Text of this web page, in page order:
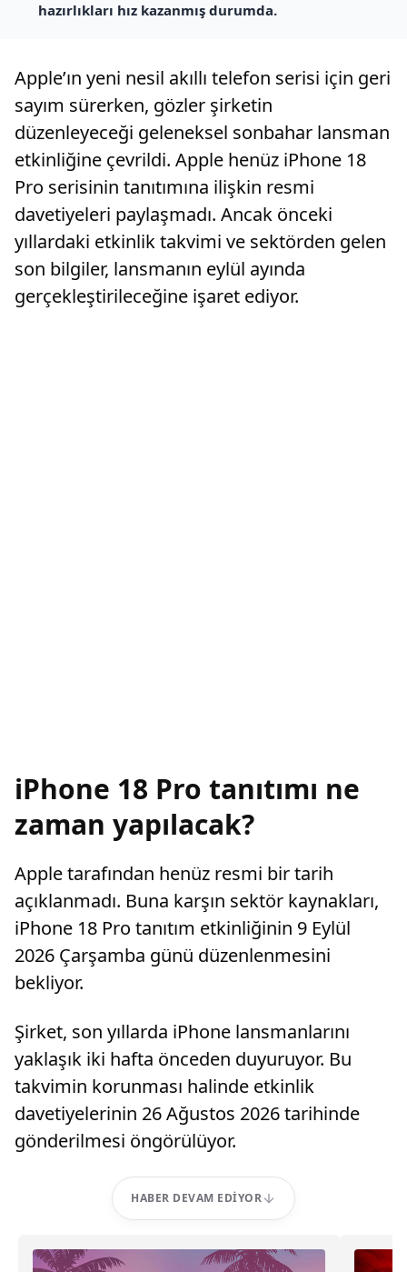
hazırlıkları hız kazanmış durumda.
Apple’ın yeni nesil akıllı telefon serisi için geri
sayım sürerken, gözler şirketin
düzenleyeceği geleneksel sonbahar lansman
etkinliğine çevrildi. Apple henüz iPhone 18
Pro serisinin tanıtımına ilişkin resmi
davetiyeleri paylaşmadı. Ancak önceki
yıllardaki etkinlik takvimi ve sektörden gelen
son bilgiler, lansmanın eylül ayında
gerçekleştirileceğine işaret ediyor.
iPhone 18 Pro tanıtımı ne
zaman yapılacak?
Apple tarafından henüz resmi bir tarih
açıklanmadı. Buna karşın sektör kaynakları,
iPhone 18 Pro tanıtım etkinliğinin 9 Eylül
2026 Çarşamba günü düzenlenmesini
bekliyor.
Şirket, son yıllarda iPhone lansmanlarını
yaklaşık iki hafta önceden duyuruyor. Bu
takvimin korunması halinde etkinlik
davetiyelerinin 26 Ağustos 2026 tarihinde
gönderilmesi öngörülüyor.
HABER DEVAM EDIYOR